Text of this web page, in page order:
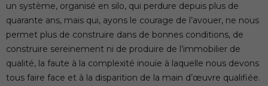
un système, organisé en silo, qui perdure depuis plus de
quarante ans, mais qui, ayons le courage de l’avouer, ne nous
permet plus de construire dans de bonnes conditions, de
construire sereinement ni de produire de l’immobilier de
qualité, la faute à la complexité inouïe à laquelle nous devons
tous faire face et à la disparition de la main d’œuvre qualifiée.